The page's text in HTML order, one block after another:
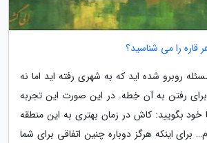
قاره را می شناسید؟
روبرو شده اید که به شهری رفته اید اما نه
رفتن به آن خِطه. در این صورت این تجربه
خود بگویید: کاش در زمان بهتری به این منطقه
اینکه هرگز دوباره چنین اتفاقی برای شما